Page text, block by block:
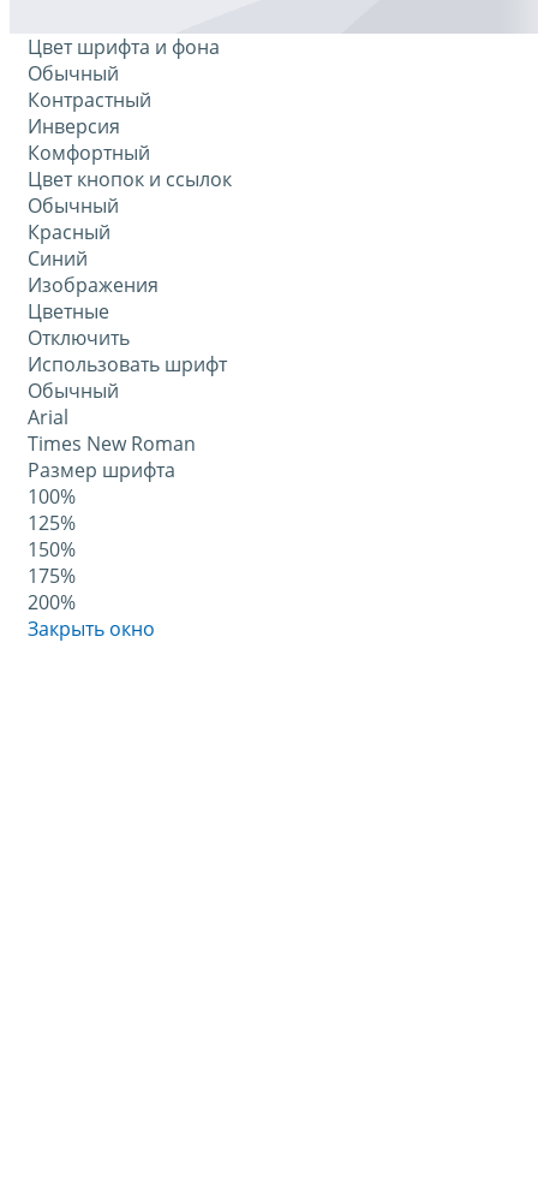
Цвет шрифта и фона
Обычный
Контрастный
Инверсия
Комфортный
Цвет кнопок и ссылок
Обычный
Красный
Синий
Изображения
Цветные
Отключить
Использовать шрифт
Обычный
Arial
Times New Roman
Размер шрифта
100%
125%
150%
175%
200%
Закрыть окно